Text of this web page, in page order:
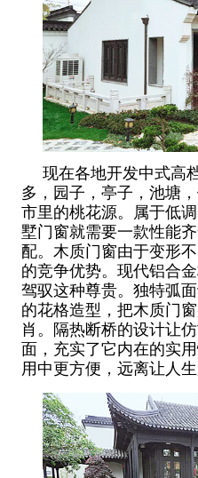
现在各地开发中式高
多，园子，亭子，池塘
市里的桃花源。属于低
墅门窗就需要一款性能
配。木质门窗由于变形
的竞争优势。现代铝合
驾驭这种尊贵。独特弧
的花格造型，把木质门
肖。隔热断桥的设计让
面，充实了它内在的实
用中更方便，远离让人